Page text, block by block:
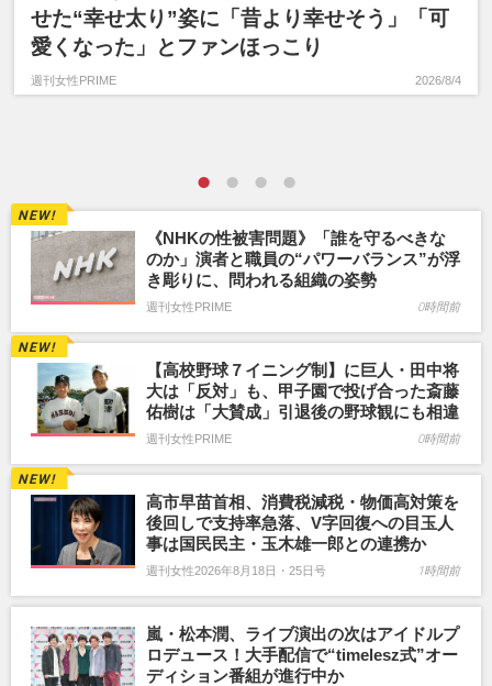
せた“幸せ太り”姿に「昔より幸せそう」「可
愛くなった」とファンほっこり
週刊女性PRIME 2026/8/4
《NHKの性被害問題》「誰を守るべきな
のか」演者と職員の“パワーバランス”が浮
き彫りに、問われる組織の姿勢
週刊女性PRIME 0時間前
【高校野球７イニング制】に巨人・田中将
大は「反対」も、甲子園で投げ合った斎藤
佑樹は「大賛成」引退後の野球観にも相違
週刊女性PRIME 0時間前
高市早苗首相、消費税減税・物価高対策を
後回しで支持率急落、V字回復への目玉人
事は国民民主・玉木雄一郎との連携か
週刊女性2026年8月18日・25日号 1時間前
嵐・松本潤、ライブ演出の次はアイドルプ
ロデュース！大手配信で“timelesz式”オー
ディション番組が進行中か